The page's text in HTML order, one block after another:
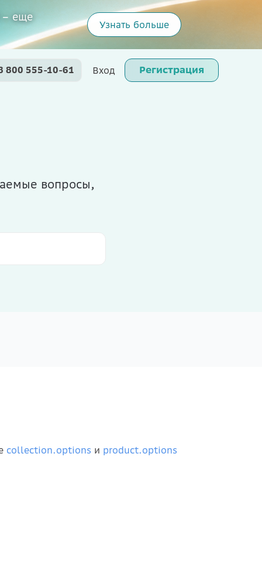
– еще
Узнать больше
800 555-10-61 Вход Регистрация
вопросы,
collection.options и product.options